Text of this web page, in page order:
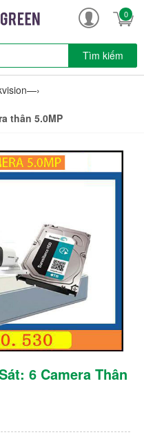
0
Tìm kiếm
—›
thân 5.0MP
6 Camera Thân